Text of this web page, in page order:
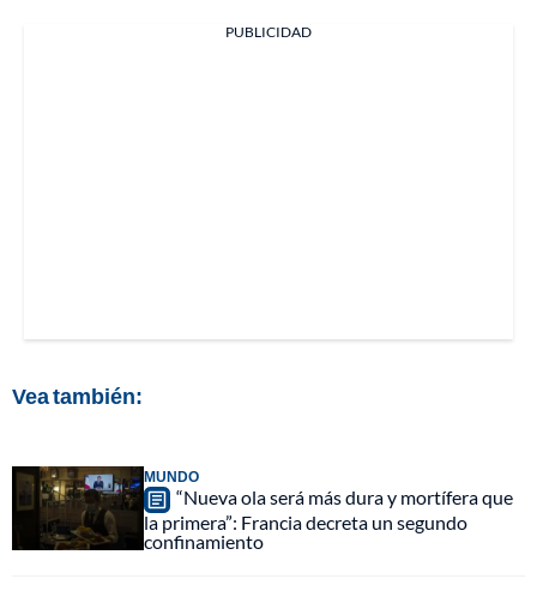
PUBLICIDAD
Vea también:
MUNDO
“Nueva ola será más dura y mortífera que
la primera”: Francia decreta un segundo
confinamiento